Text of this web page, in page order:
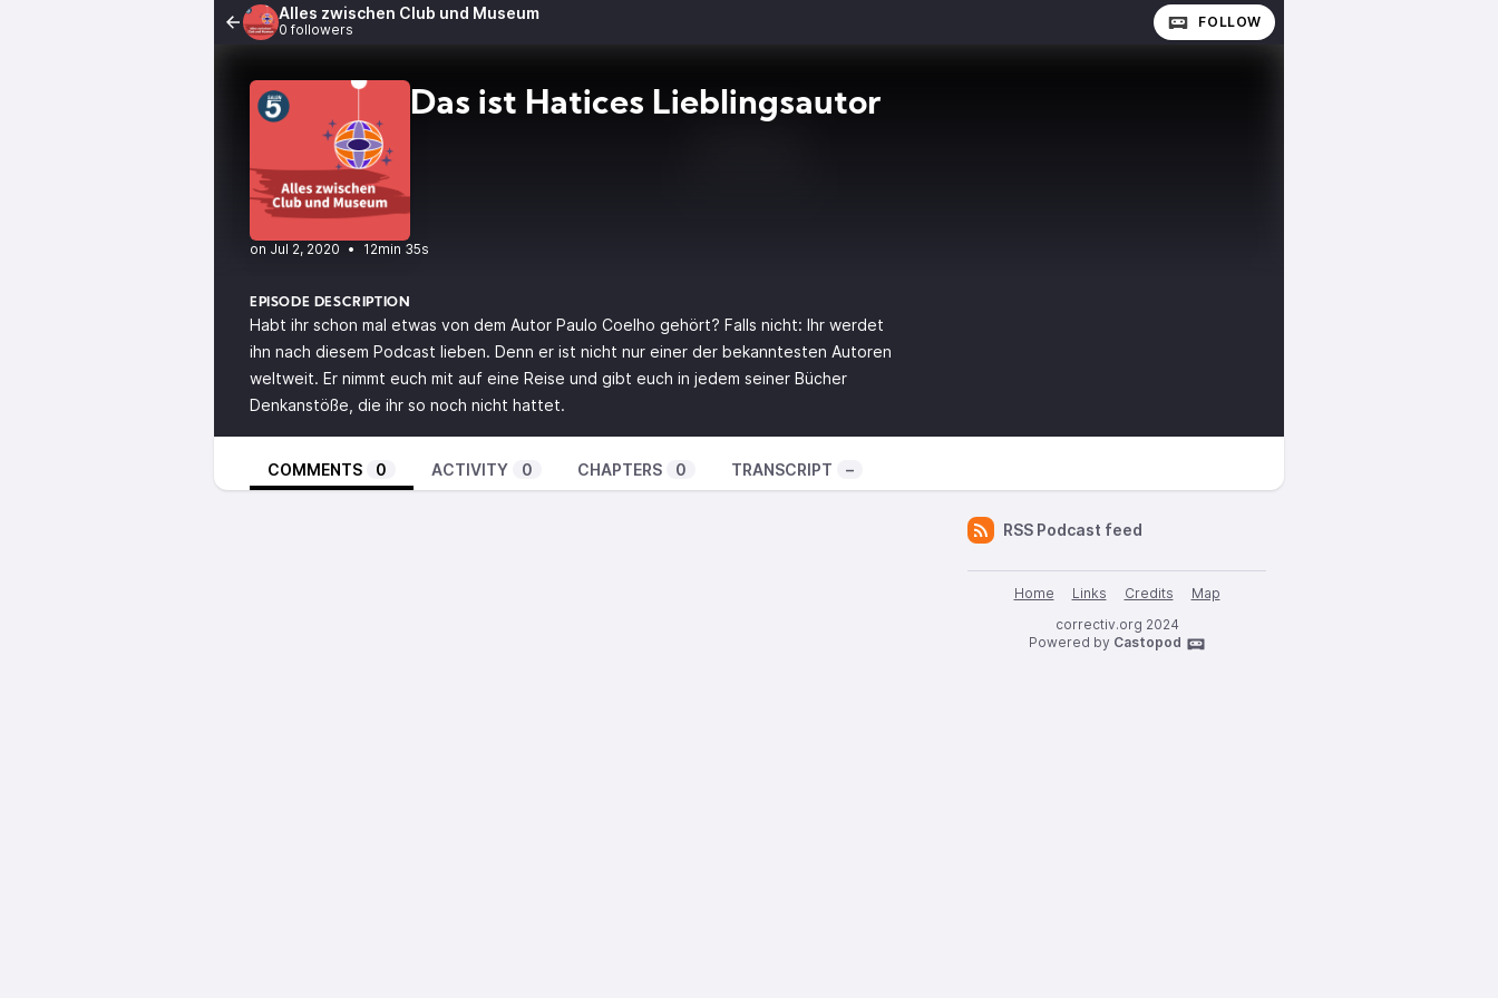
Alles zwischen Club und Museum
0 followers FOLLOW
Das ist Hatices Lieblingsautor
• 12min 35s
EPISODE DESCRIPTION
Habt ihr schon mal etwas von dem Autor Paulo Coelho gehört? Falls nicht: Ihr werdet
ihn nach diesem Podcast lieben. Denn er ist nicht nur einer der bekanntesten Autoren
weltweit. Er nimmt euch mit auf eine Reise und gibt euch in jedem seiner Bücher
Denkanstöße, die ihr so noch nicht hattet.
COMMENTS 0 ACTIVITY 0 CHAPTERS 0 TRANSCRIPT –
RSS Podcast feed
Home Links Credits
Map
correctiv.org 2024
Powered by Castopod